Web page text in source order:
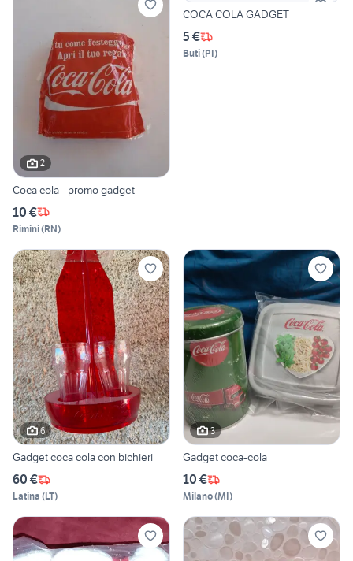
2
Coca cola - promo gadget
10 €
Rimini(RN)
COCA COLA GADGET
5 €
Buti(PI)
6
Gadget coca cola con bichieri
60 €
Latina (LT)
3
Gadget coca-cola
10 €
Milano(MI)